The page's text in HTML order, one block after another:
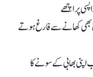
پر اچھے
بھی کھانے سے فارغ ہوتے
اپنی بھابی کے سونے کا